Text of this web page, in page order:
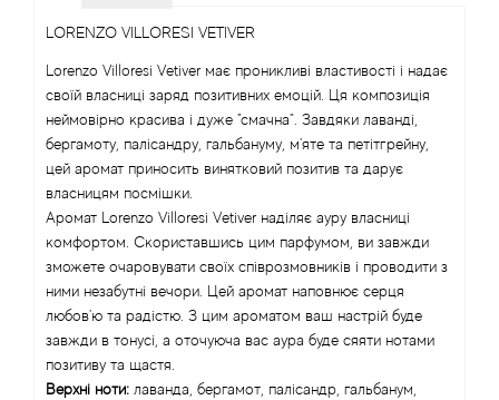
LORENZO VILLORESI VETIVER
Lorenzo Villoresi Vetiver має проникливі властивості і надає
своїй власниці заряд позитивних емоцій. Ця композиція
неймовірно красива і дуже "смачна". Завдяки лаванді,
бергамоту, палісандру, гальбануму, м'яте та петітгрейну,
цей аромат приносить винятковий позитив та дарує
власницям посмішки.
Аромат Lorenzo Villoresi Vetiver наділяє ауру власниці
комфортом. Скориставшись цим парфумом, ви завжди
зможете очаровувати своїх співрозмовників і проводити з
ними незабутні вечори. Цей аромат наповнює серця
любов'ю та радістю. З цим ароматом ваш настрій буде
завжди в тонусі, а оточуюча вас аура буде сяяти нотами
позитиву та щастя.
Верхні ноти: лаванда, бергамот, палісандр, гальбанум,
Alexander McQueen
Alexandre Barthet
Alexandre J
Alfred Dunhill
Alyson Oldoini
Alyssa Ashley
American Crew